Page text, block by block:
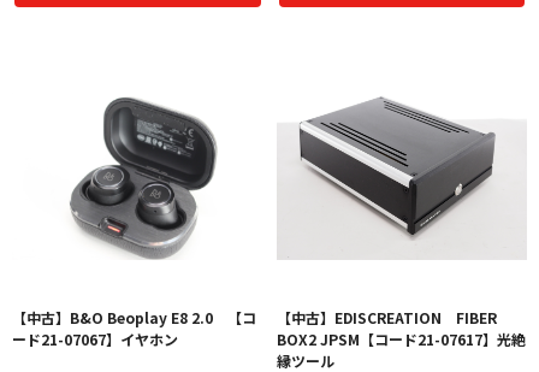
【中古】B&O Beoplay E8 2.0 【コ
ード21-07067】イヤホン
【中古】EDISCREATION FIBER
BOX2 JPSM【コード21-07617】光絶
縁ツール